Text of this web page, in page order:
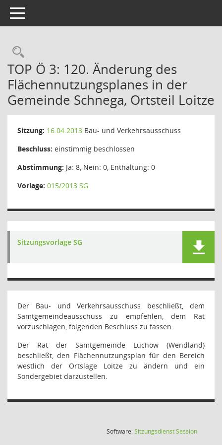
Toggle navigation
Rechercheauswahl
TOP Ö 3: 120. Änderung des
Flächennutzungsplanes in der
Gemeinde Schnega, Ortsteil Loitze
Sitzung: 16.04.2013 Bau- und Verkehrsausschuss
Beschluss: einstimmig beschlossen
Abstimmung: Ja: 8, Nein: 0, Enthaltung: 0
Vorlage: 015/2013 SG
Sitzungsvorlage SG
Der Bau- und Verkehrsausschuss beschließt, dem
Samtgemeindeausschuss zu empfehlen, dem Rat
vorzuschlagen, folgenden Beschluss zu fassen:
Der Rat der Samtgemeinde Lüchow (Wendland)
beschließt, den Flächennutzungsplan für den Bereich
westlich der Ortslage Loitze zu ändern und ein
Sondergebiet darzustellen.
Software:SitzungsdienstSession(Wird in